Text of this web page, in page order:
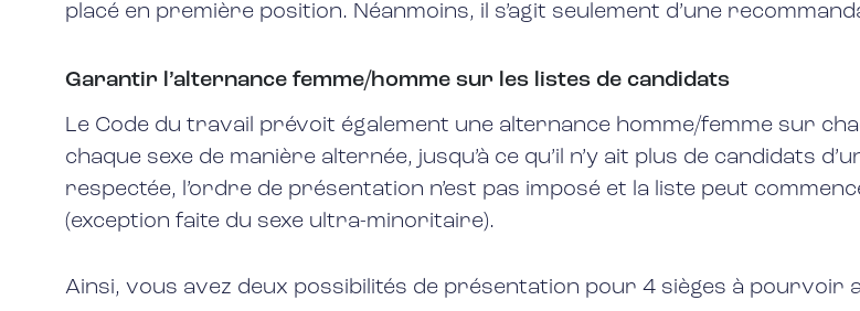
placé en première position. Néanmoins, il s’agit seulement d’une
Garantir l’alternance femme/homme sur les listes de candidats
Le Code du travail prévoit également une alternance homme/femme sur
chaque sexe de manière alternée, jusqu’à ce qu’il n’y ait plus de candidats
respectée, l’ordre de présentation n’est pas imposé et la liste peut
(exception faite du sexe ultra-minoritaire).
Ainsi, vous avez deux possibilités de présentation pour 4 sièges à pourvoir